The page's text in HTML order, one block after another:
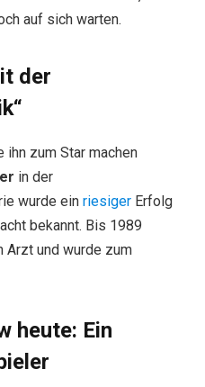
auf sich warten.
der
ihn zum Star machen
in der
wurde ein riesiger Erfolg
bekannt. Bis 1989
Arzt und wurde zum
heute: Ein